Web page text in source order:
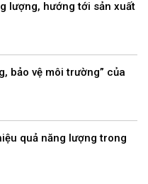
lượng, hướng tới sản xuất
bảo vệ môi trường” của
quả năng lượng trong